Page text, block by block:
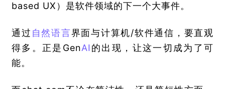
based UX）是软件领域的下一个大事件。
通过 自然语言界面与计算机/软件通信，要直观
得多。正是GenAI的出现，让这一切成为了可
能。